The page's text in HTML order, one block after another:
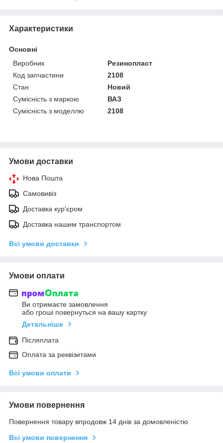
Характеристики
Основні
Виробник
Резинопласт
Код запчастини
2108
Стан
Новий
Сумісність з маркою
ВАЗ
Сумісність з моделлю
2108
Умови доставки
Нова Пошта
Самовивіз
Доставка кур'єром
Доставка нашим транспортом
Всі умови доставки
Умови оплати
Ви отримаєте замовлення
або гроші повернуться на вашу картку
Детальніше
Післяплата
Оплата за реквізитами
Всі умови оплати
Умови повернення
Повернення товару впродовж 14 днів за домовленістю
Всі умови повернення